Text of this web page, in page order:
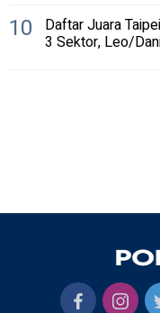
10 Daftar Juara
3 Sektor, Leo/